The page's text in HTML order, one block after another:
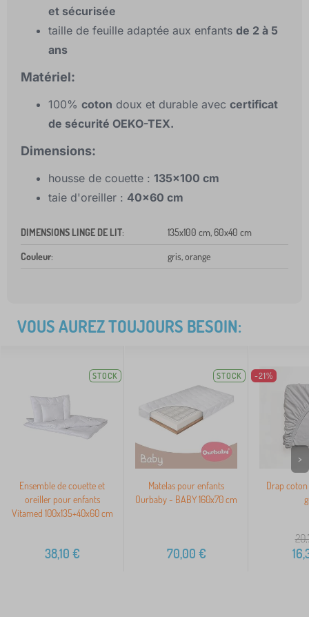
et sécurisée
taille de feuille adaptée aux enfants de 2 à 5
ans
Matériel:
100% coton doux et durable avec certificat
de sécurité OEKO-TEX.
Dimensions:
housse de couette : 135x100 cm
taie d'oreiller : 40x60 cm
DIMENSIONS LINGE DE LIT: 135x100 cm, 60x40 cm
Couleur: gris, orange
VOUS AUREZ TOUJOURS BESOIN:
STOCK
Ensemble de couette et
oreiller pour enfants
Vitamed 100x135+40x60 cm
38,10 €
STOCK
Matelas pour enfants
Ourbaby - BABY 160x70 cm
70,00 €
-21%
Drap
>